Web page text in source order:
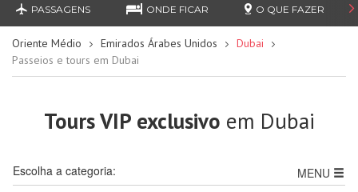
PASSAGENS ONDE FICAR O QUE FAZER
Oriente Médio Emirados Árabes Unidos
Dubai
Passeios e tours em Dubai
Tours VIP exclusivo em Dubai
MENU
Escolha a categoria: